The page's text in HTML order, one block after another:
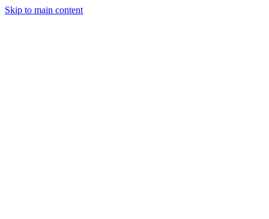
Skip to main content